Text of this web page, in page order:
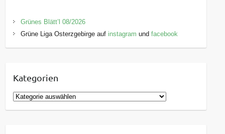
Grünes Blätt’l 08/2026
Grüne Liga Osterzgebirge auf instagram undfacebook
Kategorien
K
a